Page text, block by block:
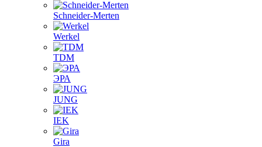
Schneider-Merten
Werkel
TDM
ЭРА
JUNG
IEK
Gira